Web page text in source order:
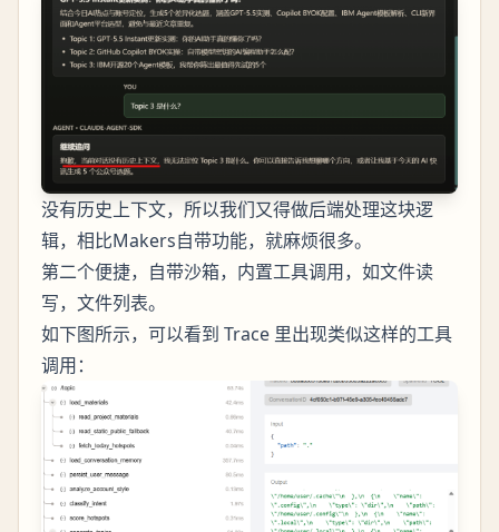
没有历史上下文，所以我们又得做后端处理这块逻
辑，相比Makers自带功能，就麻烦很多。
第二个便捷，自带沙箱，内置工具调用，如文件读
写，文件列表。
如下图所示，可以看到 Trace 里出现类似这样的工具
调用：